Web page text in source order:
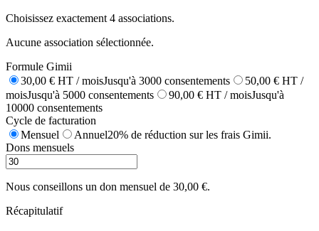
Choisissez exactement 4 associations.
Aucune association sélectionnée.
Formule Gimii
30,00 € HT / moisJusqu'à 3000 consentements
50,00 € HT /
moisJusqu'à 5000 consentements 90,00 € HT / moisJusqu'à
10000 consentements
Cycle de facturation
Mensuel
Annuel20% de réduction sur les frais Gimii.
Dons mensuels
Nous conseillons un don mensuel de 30,00 €.
Récapitulatif